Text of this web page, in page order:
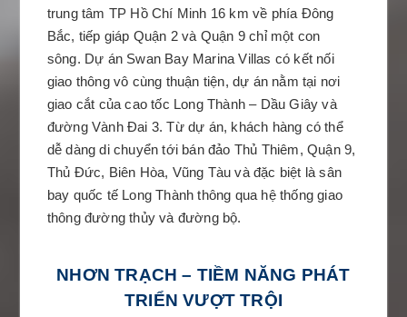
trung tâm TP Hồ Chí Minh 16 km về phía Đông
Bắc, tiếp giáp Quận 2 và Quận 9 chỉ một con
sông. Dự án Swan Bay Marina Villas có kết nối
giao thông vô cùng thuận tiện, dự án nằm tại nơi
giao cắt của cao tốc Long Thành – Dầu Giây và
đường Vành Đai 3. Từ dự án, khách hàng có thể
dễ dàng di chuyển tới bán đảo Thủ Thiêm, Quận 9,
Thủ Đức, Biên Hòa, Vũng Tàu và đặc biệt là sân
bay quốc tế Long Thành thông qua hệ thống giao
thông đường thủy và đường bộ.
NHƠN TRẠCH – TIỀM NĂNG PHÁT
TRIỂN VƯỢT TRỘI